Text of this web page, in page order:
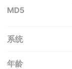
MD5
系统
年龄